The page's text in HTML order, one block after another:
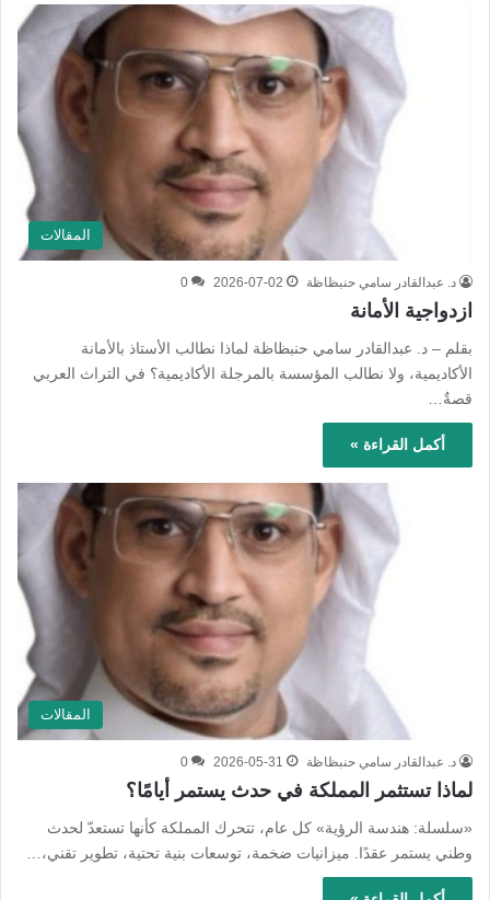
المقالات
د. عبدالقادر سامي حنبظاظة 2026-07-02
0
ازدواجية الأمانة
بقلم – د. عبدالقادر سامي حنبظاظة لماذا نطالب الأستاذ بالأمانة
الأكاديمية، ولا نطالب المؤسسة بالمرجلة الأكاديمية؟ في التراث العربي
قصةٌ…
أكمل القراءة »
المقالات
د. عبدالقادر سامي حنبظاظة 2026-05-31
0
لماذا تستثمر المملكة في حدث يستمر أيامًا؟
«سلسلة: هندسة الرؤية» كل عام، تتحرك المملكة كأنها تستعدّ لحدث
وطني يستمر عقدًا. ميزانيات ضخمة، توسعات بنية تحتية، تطوير تقني،…